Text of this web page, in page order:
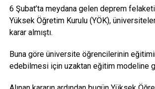
Facebook
Mastodon
EmailShare
6 Şubat’ta meydana gelen deprem
Yüksek Öğretim Kurulu (YÖK),
karar almıştı.
Buna göre üniversite öğrencilerinin
edebilmesi için uzaktan eğitim modeline